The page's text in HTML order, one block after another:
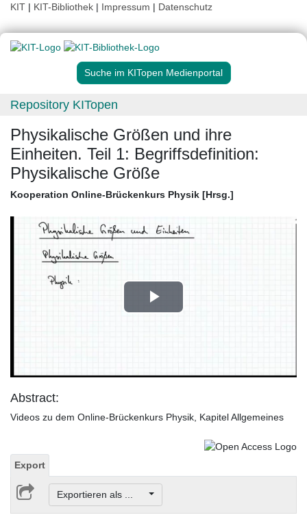
KIT | KIT-Bibliothek | Impressum | Datenschutz
Suche im KITopen Medienportal
Repository KITopen
Physikalische Größen und ihre
Einheiten. Teil 1: Begriffsdefinition:
Physikalische Größe
Kooperation Online-Brückenkurs Physik [Hrsg.]
Play
Abstract:
Videos zu dem Online-Brückenkurs Physik, Kapitel Allgemeines
Export
Exportieren als ...